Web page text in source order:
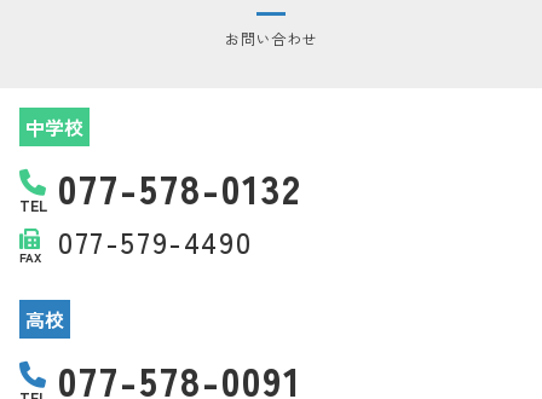
お問い合わせ
中学校
TEL 077-578-0132
FAX 077-579-4490
高校
077-578-0091